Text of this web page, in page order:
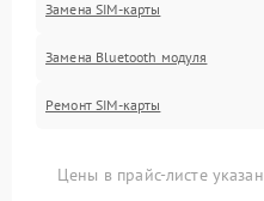
Замена SIM-карты
Замена Bluetooth модуля
Ремонт SIM-карты
Цены в прайс-листе